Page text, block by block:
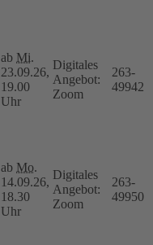
ab Mi.
23.09.26,
19.00
Uhr
Digitales
Angebot:
Zoom
263-
49942
ab Mo.
14.09.26,
18.30
Uhr
Digitales
Angebot:
Zoom
263-
49950